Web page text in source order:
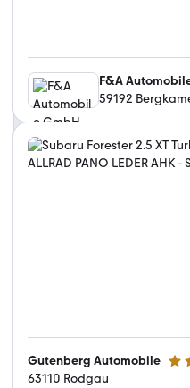
F&A
59192
Gutenberg Automobile 4.8
63110 Rodgau